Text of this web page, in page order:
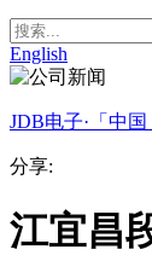
English
JDB电子·「中
分享:
江宜昌